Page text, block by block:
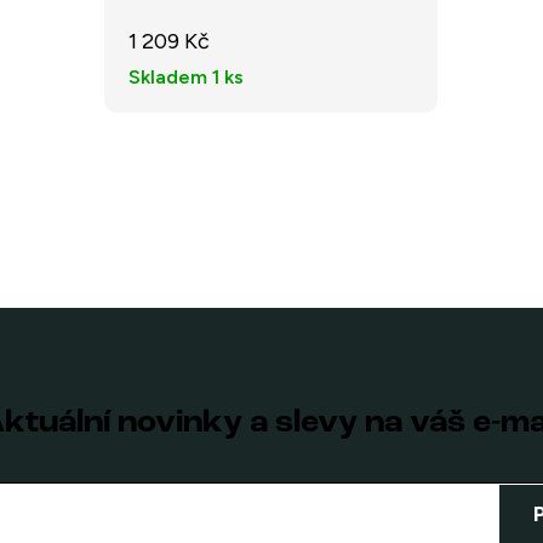
1 209 Kč
Skladem 1 ks
novinky a slevy na váš e-